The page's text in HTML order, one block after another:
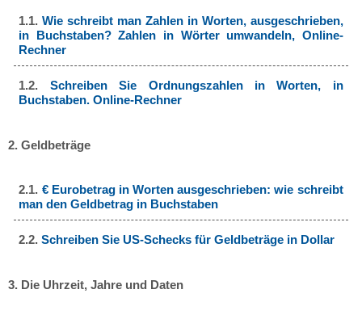
1.1.Wie schreibt man Zahlen in Worten, ausgeschrieben,
in Buchstaben? Zahlen in Wörter umwandeln, Online-
Rechner
1.2. Schreiben Sie Ordnungszahlen in Worten, in
Buchstaben. Online-Rechner
2. Geldbeträge
2.1. € Eurobetrag in Worten ausgeschrieben: wie schreibt
man den Geldbetrag in Buchstaben
2.2.Schreiben Sie US-Schecks für Geldbeträge in Dollar
3. Die Uhrzeit, Jahre und Daten